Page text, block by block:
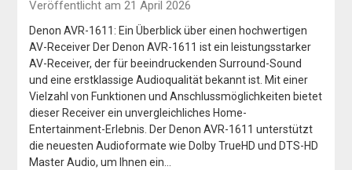
Veröffentlicht am 21 April 2026
Denon AVR-1611: Ein Überblick über einen hochwertigen
AV-Receiver Der Denon AVR-1611 ist ein leistungsstarker
AV-Receiver, der für beeindruckenden Surround-Sound
und eine erstklassige Audioqualität bekannt ist. Mit einer
Vielzahl von Funktionen und Anschlussmöglichkeiten bietet
dieser Receiver ein unvergleichliches Home-
Entertainment-Erlebnis. Der Denon AVR-1611 unterstützt
die neuesten Audioformate wie Dolby TrueHD und DTS-HD
Master Audio, um Ihnen ein…